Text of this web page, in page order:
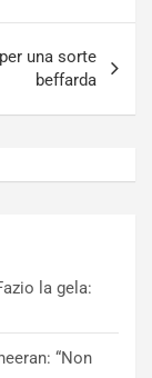
una sorte
beffarda
la gela:
“Non